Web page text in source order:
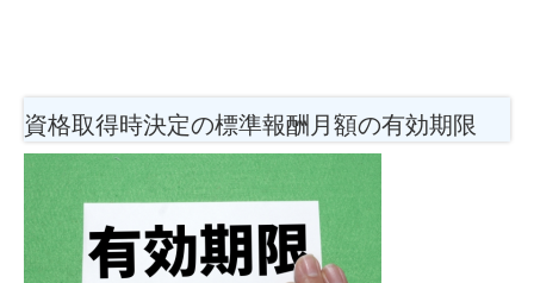
資格取得時決定の標準報酬月額の有効期限